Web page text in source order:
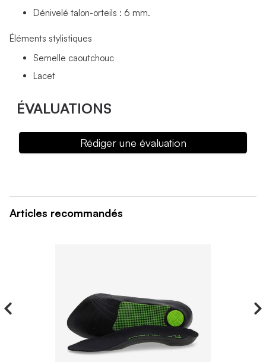
Dénivelé talon-orteils : 6 mm.
Éléments stylistiques
Semelle caoutchouc
Lacet
ÉVALUATIONS
Rédiger une évaluation
Articles recommandés